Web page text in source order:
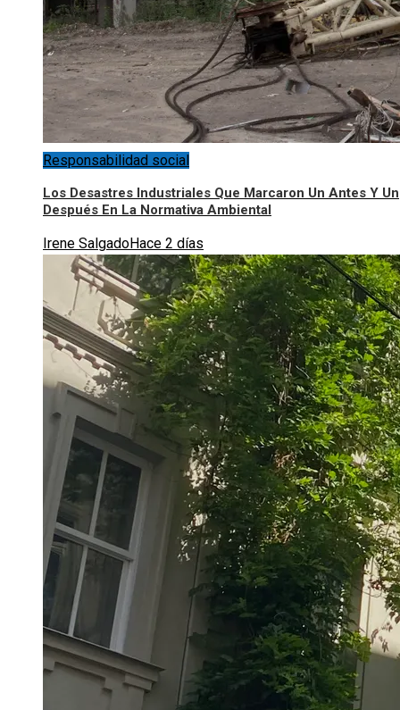
Responsabilidad social
Los Desastres Industriales Que Marcaron Un Antes Y Un
Después En La Normativa Ambiental
Irene SalgadoHace 2 días